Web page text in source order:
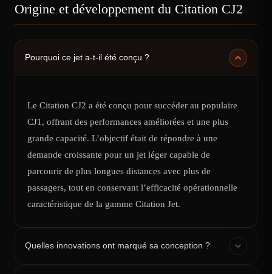
Origine et développement du Citation CJ2
Pourquoi ce jet a-t-il été conçu ?
Le Citation CJ2 a été conçu pour succéder au populaire
CJ1, offrant des performances améliorées et une plus
grande capacité. L’objectif était de répondre à une
demande croissante pour un jet léger capable de
parcourir de plus longues distances avec plus de
passagers, tout en conservant l’efficacité opérationnelle
caractéristique de la gamme Citation Jet.
Quelles innovations ont marqué sa conception ?